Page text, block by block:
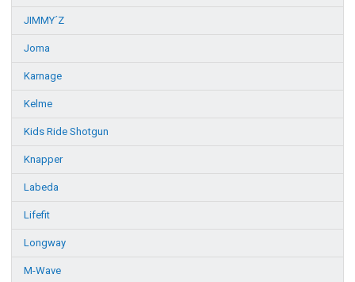
JIMMY´Z
Joma
Karnage
Kelme
Kids Ride Shotgun
Knapper
Labeda
Lifefit
Longway
M-Wave